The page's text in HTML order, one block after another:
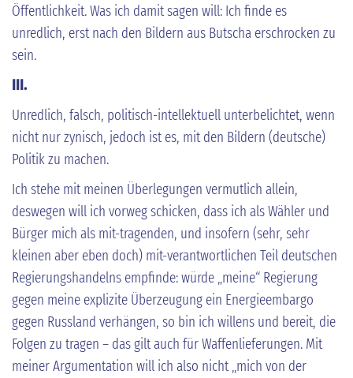
Öffentlichkeit. Was ich damit sagen will: Ich finde es
unredlich, erst nach den Bildern aus Butscha erschrocken zu
sein.
III.
Unredlich, falsch, politisch-intellektuell unterbelichtet, wenn
nicht nur zynisch, jedoch ist es, mit den Bildern (deutsche)
Politik zu machen.
Ich stehe mit meinen Überlegungen vermutlich allein,
deswegen will ich vorweg schicken, dass ich als Wähler und
Bürger mich als mit-tragenden, und insofern (sehr, sehr
kleinen aber eben doch) mit-verantwortlichen Teil deutschen
Regierungshandelns empfinde: würde „meine“ Regierung
gegen meine explizite Überzeugung ein Energieembargo
gegen Russland verhängen, so bin ich willens und bereit, die
Folgen zu tragen – das gilt auch für Waffenlieferungen. Mit
meiner Argumentation will ich also nicht „mich von der